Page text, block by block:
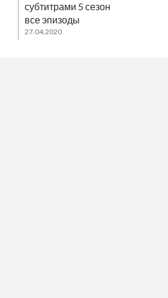
субтитрами 5 сезон
все эпизоды
27.04.2020